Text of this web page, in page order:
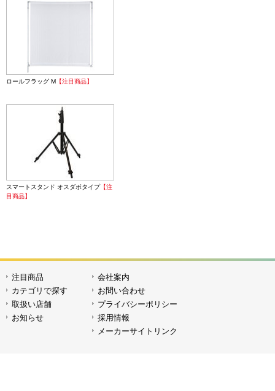
ロールフラッグ M 【注目商品】
スマートスタンド オスダボタイプ【注
目商品】
注目商品
カテゴリで探す
取扱い店舗
お知らせ
会社案内
お問い合わせ
プライバシーポリシー
採用情報
メーカーサイトリンク